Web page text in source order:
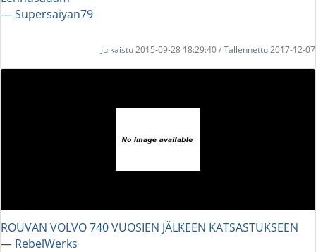
― Supersaiyan79
Julkaistu 2015-09-28 18:29:40 / Tallennettu 2017-12-07
ROUVAN VOLVO 740 VUOSIEN JÄLKEEN KATSASTUKSEEN
― RebelWerks